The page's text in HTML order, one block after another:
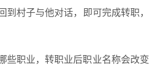
到村子与他对话，即可完成转职，
些职业，转职业后职业名称会改变